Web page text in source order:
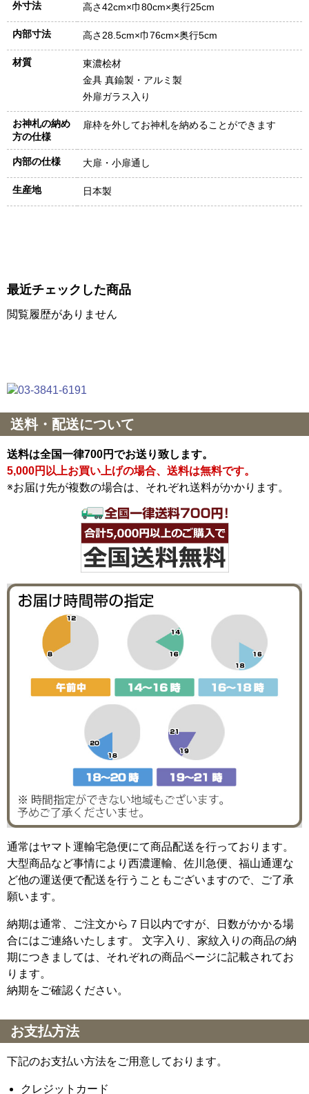
外寸法 高さ42cm×巾80cm×奥行25cm
内部寸法 高さ28.5cm×巾76cm×奥行5cm
材質
東濃桧材
金具 真鍮製・アルミ製
外扉ガラス入り
お神札の納め
方の仕様
扉枠を外してお神札を納めることができます
内部の仕様 大扉・小扉通し
生産地 日本製
最近チェックした商品
閲覧履歴がありません
送料・配送について
送料は全国一律700円でお送り致します。
5,000円以上お買い上げの場合、送料は無料です。
※お届け先が複数の場合は、それぞれ送料がかかります。
通常はヤマト運輸宅急便にて商品配送を行っております。
大型商品など事情により西濃運輸、佐川急便、福山通運な
ど他の運送便で配送を行うこともございますので、ご了承
願います。
納期は通常、ご注文から７日以内ですが、日数がかかる場
合にはご連絡いたします。 文字入り、家紋入りの商品の納
期につきましては、それぞれの商品ページに記載されてお
ります。
納期をご確認ください。
お支払方法
下記のお支払い方法をご用意しております。
クレジットカード